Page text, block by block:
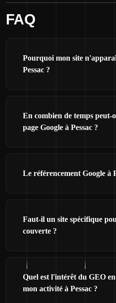
FAQ
Pourquoi mon site
Pessac ?
En combien de temps peut-
page Google à Pessac ?
Le référencement Google à
Faut-il un site spécifique
couverte ?
Quel est l'intérêt du GEO
mon activité à Pessac ?